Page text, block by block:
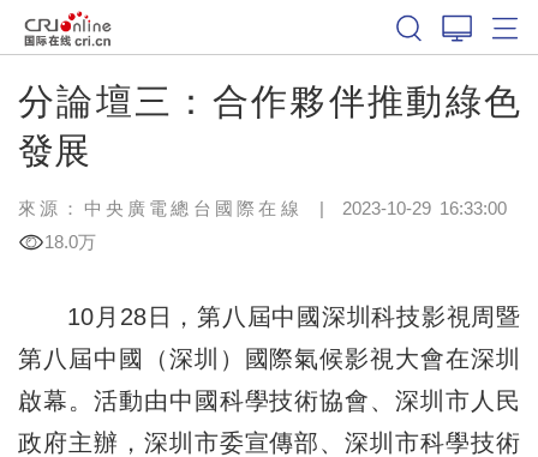
分論壇三：合作夥伴推動綠色
發展
來源：中央廣電總台國際在線 | 2023-10-29 16:33:00
18.0万
10月28日，第八屆中國深圳科技影視周暨
第八屆中國（深圳）國際氣候影視大會在深圳
啟幕。活動由中國科學技術協會、深圳市人民
政府主辦，深圳市委宣傳部、深圳市科學技術